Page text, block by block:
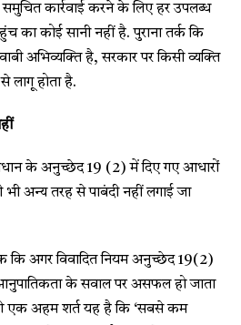
कार्रवाई करने के लिए हर उपलब्ध
का कोई सानी नहीं है. पुराना तर्क कि
अभिव्यक्ति है, सरकार पर किसी व्यक्ति
लागू होता है.
के अनुच्छेद 19 (2) में दिए गए आधारों
अन्य तरह से पाबंदी नहीं लगाई जा
कि अगर विवादित नियम अनुच्छेद 19(2)
के सवाल पर असफल हो जाता
एक अहम शर्त यह है कि ‘सबसे कम